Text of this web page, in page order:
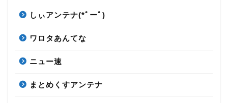
しぃアンテナ(*ﾟーﾟ)
ワロタあんてな
ニュー速
まとめくすアンテナ